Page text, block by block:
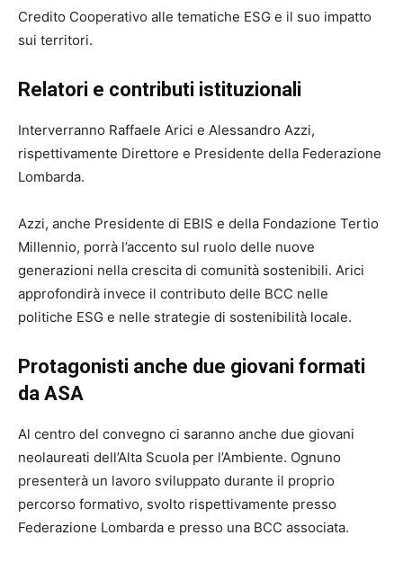
Credito Cooperativo alle tematiche ESG e il suo impatto
sui territori.
Relatori e contributi istituzionali
Interverranno Raffaele Arici e Alessandro Azzi,
rispettivamente Direttore e Presidente della Federazione
Lombarda.
Azzi, anche Presidente di EBIS e della Fondazione Tertio
Millennio, porrà l’accento sul ruolo delle nuove
generazioni nella crescita di comunità sostenibili. Arici
approfondirà invece il contributo delle BCC nelle
politiche ESG e nelle strategie di sostenibilità locale.
Protagonisti anche due giovani formati
da ASA
Al centro del convegno ci saranno anche due giovani
neolaureati dell’Alta Scuola per l’Ambiente. Ognuno
presenterà un lavoro sviluppato durante il proprio
percorso formativo, svolto rispettivamente presso
Federazione Lombarda e presso una BCC associata.